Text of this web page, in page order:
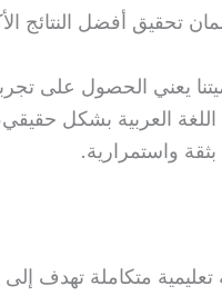
تحقيق أفضل النتائج
يعني الحصول على
العربية بشكل حقيقي،
واستمرارية.
متكاملة تهدف